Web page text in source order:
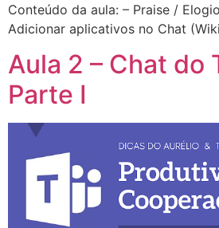
Conteúdo da aula: – Praise /
Adicionar aplicativos no Chat
Aula 2 – Chat do
Parte I